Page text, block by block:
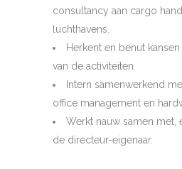
consultancy aan cargo
luchthavens.
Herkent en benut
van de activiteiten.
Intern samenwerkend
office management en
Werkt nauw samen met,
de directeur-eigenaar.